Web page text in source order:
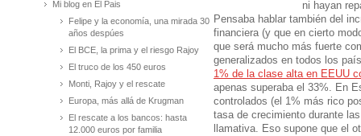
Mi blog en El Pais
Felipe y la economía, una mirada 30
años despúes
El BCE, la prima y el riesgo Rajoy
El truco de los 450 euros
Monti, Rajoy y el rescate
Europa, más allá de Krugman
El rescate a los bancos: hasta
12.000 euros por familia
ni hayan
Pensaba hablar también del
financiera (y que en cierto
que será mucho más fuerte
generalizados en todos los
1% de la clase alta en EEUU
apenas superaba el 33%. En
controlados (el 1% más rico
tasa de crecimiento durante
llamativa. Eso supone que el